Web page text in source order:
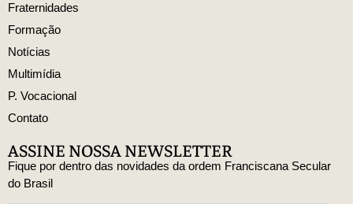
Fraternidades
Formação
Notícias
Multimídia
P. Vocacional
Contato
ASSINE NOSSA NEWSLETTER
Fique por dentro das novidades da ordem Franciscana Secular
do Brasil